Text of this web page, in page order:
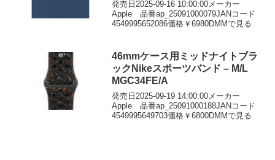
発売日2025-09-16 10:00:00メーカー
Apple 品番ap_25091000079JANコード
4549995652086価格￥6980DMMで見る
46mmケース用ミッドナイトブラ
ックNikeスポーツバンド – M/L
MGC34FE/A
発売日2025-09-19 14:00:00メーカー
Apple 品番ap_25091000188JANコード
4549995649703価格￥6800DMMで見る